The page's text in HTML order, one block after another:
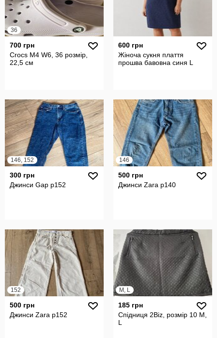
36
700 грн
Crocs M4 W6, 36 розмір,
22,5 см
600 грн
Жіноча сукня плаття
прошва бавовна синя L
146, 152
300 грн
Джинси Gap p152
146
500 грн
Джинси Zara p140
152
500 грн
Джинси Zara p152
M, L
185 грн
Спідниця 2Biz, розмір 10 М,
L